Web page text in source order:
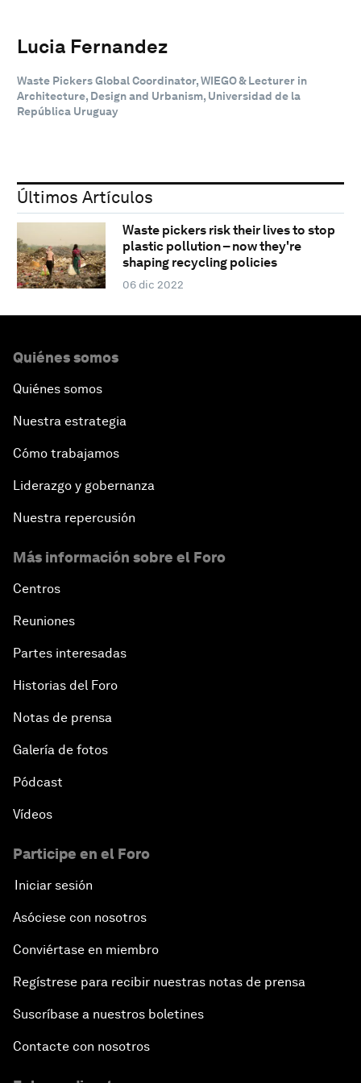
Lucia Fernandez
Waste Pickers Global Coordinator, WIEGO & Lecturer in
Architecture, Design and Urbanism, Universidad de la
República Uruguay
Últimos Artículos
Waste pickers risk their lives to stop
plastic pollution – now they're
shaping recycling policies
06 dic 2022
Quiénes somos
Quiénes somos
Nuestra estrategia
Cómo trabajamos
Liderazgo y gobernanza
Nuestra repercusión
Más información sobre el Foro
Centros
Reuniones
Partes interesadas
Historias del Foro
Notas de prensa
Galería de fotos
Pódcast
Vídeos
Participe en el Foro
Iniciar sesión
Asóciese con nosotros
Conviértase en miembro
Regístrese para recibir nuestras notas de prensa
Suscríbase a nuestros boletines
Contacte con nosotros